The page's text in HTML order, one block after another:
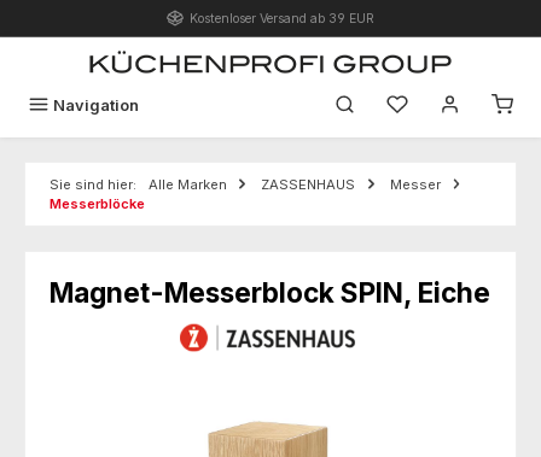
Zum Hauptinhalt springenKostenloser Versand ab 39 EUR
Navigation Du hast 0
Sie sind hier: Alle Marken ZASSENHAUS
Messer
Messerblöcke
Magnet-Messerblock SPIN, Eiche